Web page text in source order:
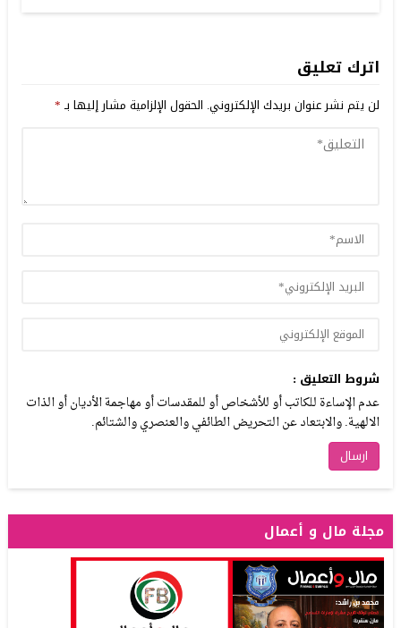
اترك تعليق
لن يتم نشر عنوان بريدك الإلكتروني. الحقول الإلزامية مشار إليها بـ*
شروط التعليق :
عدم الإساءة للكاتب أو للأشخاص أو للمقدسات أو مهاجمة الأديان أو الذات
الالهية. والابتعاد عن التحريض الطائفي والعنصري والشتائم.
مجلة مال و أعمال